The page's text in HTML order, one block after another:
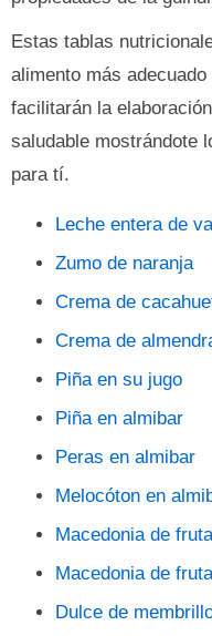
Estas tablas
alimento más
facilitarán la
saludable mostrándote
para tí.
Leche entera de
Zumo de naranja
Crema de
Crema de
Piña en su jugo
Piña en almibar
Peras en almibar
Melocóton en
Macedonia de
Macedonia de
Dulce de